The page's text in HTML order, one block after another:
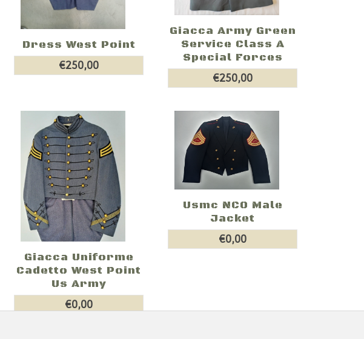
Dress West Point
€250,00
Giacca Army Green
Service Class A
Special Forces
€250,00
Giacca Uniforme
Cadetto West Point
Us Army
€0,00
Usmc NCO Male
Jacket
€0,00